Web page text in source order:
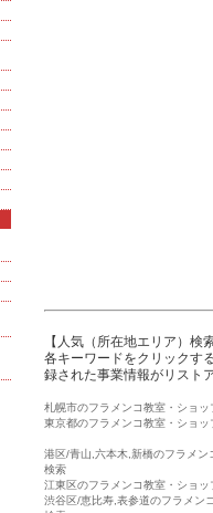
【人気（所在地エリア）検
各キーワードをクリックす
録された事業情報がリスト
札幌市のフラメンコ教室・ショッ
東京都のフラメンコ教室・ショッ
港区/青山,六本木,新橋のフラメン
検索
江東区のフラメンコ教室・ショッ
渋谷区/恵比寿,表参道のフラメン